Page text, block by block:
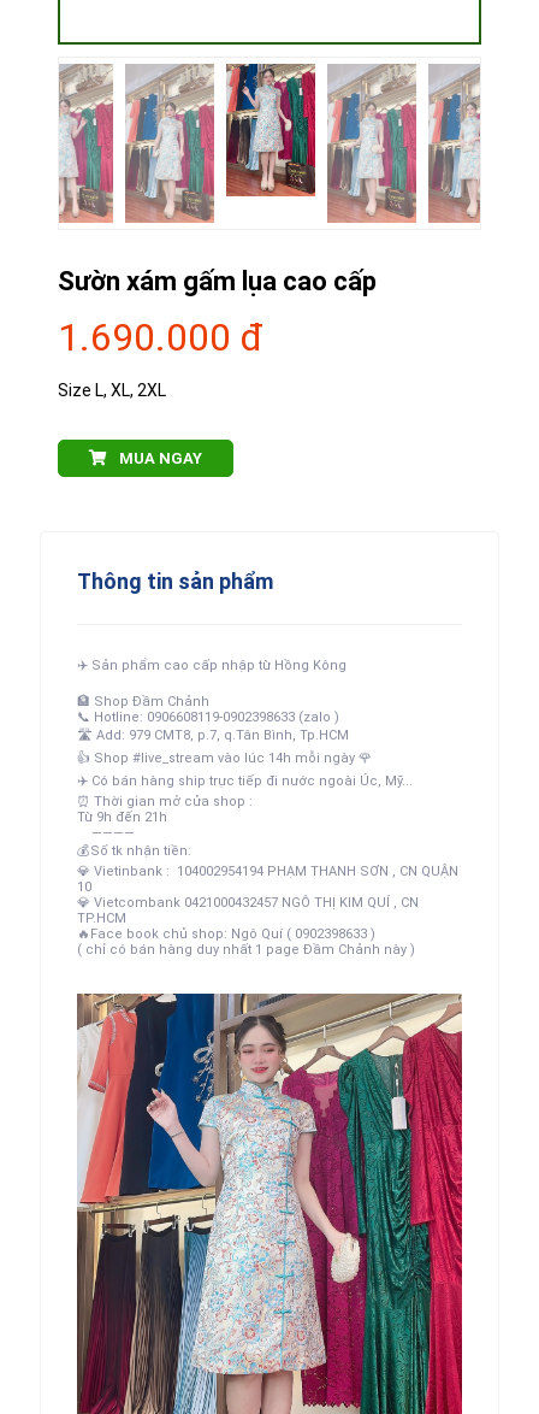
Sườn xám gấm lụa cao cấp
1.690.000 đ
Size L, XL, 2XL
MUA NGAY
Thông tin sản phẩm
✈️Sản phẩm cao cấp nhập từ Hồng Kông
🏦 Shop Đầm Chảnh
📞 Hotline: 0906608119-0902398633 (zalo )
🛣 Add: 979 CMT8, p.7, q.Tân Bình, Tp.HCM
👍 Shop #live_stream vào lúc 14h mỗi ngày 🌹
✈️Có bán hàng ship trực tiếp đi nước ngoài Úc, Mỹ...
⏰ Thời gian mở cửa shop :
Từ 9h đến 21h
————
💰Số tk nhận tiền:
💎Vietinbank : 104002954194 PHẠM THANH SƠN , CN QUẬN
10
💎Vietcombank 0421000432457 NGÔ THỊ KIM QUÍ , CN
TP.HCM
🔥 Face book chủ shop: Ngô Quí ( 0902398633 )
( chỉ có bán hàng duy nhất 1 page Đầm Chảnh này )